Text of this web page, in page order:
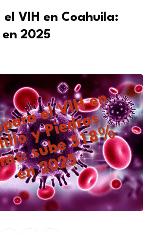
el VIH en Coahuila:
en 2025